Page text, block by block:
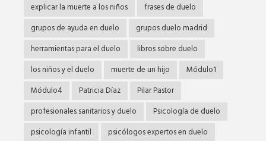
explicar la muerte a los niños
frases de duelo
grupos de ayuda en duelo
grupos duelo madrid
herramientas para el duelo
libros sobre duelo
los niños y el duelo
muerte de un hijo
Módulo1
Módulo4
Patricia Díaz
Pilar Pastor
profesionales sanitarios y duelo
Psicología de duelo
psicología infantil
psicólogos expertos en duelo